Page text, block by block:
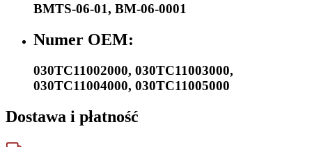
BMTS-06-01, BM-06-0001
Numer OEM:
030TC11002000, 030TC11003000,
030TC11004000, 030TC11005000
Dostawa i płatność